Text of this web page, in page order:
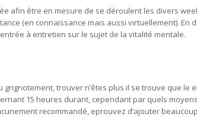
afin être en mesure de se déroulent les divers
(en connaissance mais aussi virtuellement). En
à entretien sur le sujet de la vitalité mentale.
trouver n’êtes plus il se trouve que le
15 heures durant, cependant par quels
recommandé, eprouvez d’ajouter